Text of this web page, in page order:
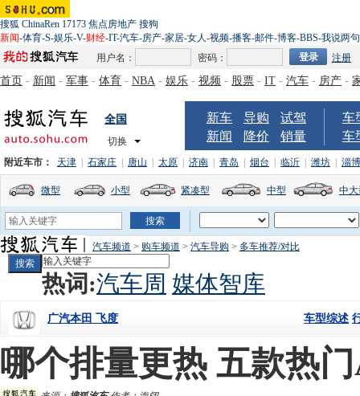
搜狐 ChinaRen 17173 焦点房地产 搜狗
新闻-体育-S-娱乐-V-财经-IT-汽车-房产-家居-女人-视频-播客-邮件-博客-BBS-我说两句
用户名：
密码： 注册
首页 - 新闻 - 军事 - 体育 - NBA - 娱乐 - 视频 - 股票 - IT - 汽车 - 房产 -
全国
切换
新车 导购
试驾
新闻
降价 销量
车
车
附近车市： 天津 石家庄 唐山 太原 济南 青岛 烟台 临沂 潍坊 淄博
微型 小型 紧凑型 中型 中
汽车频道 > 购车频道 > 汽车导购 > 多车推荐/对比
热词:汽车周 媒体智库
车型综述
广汽本田 飞度
哪个排量更热 五款热